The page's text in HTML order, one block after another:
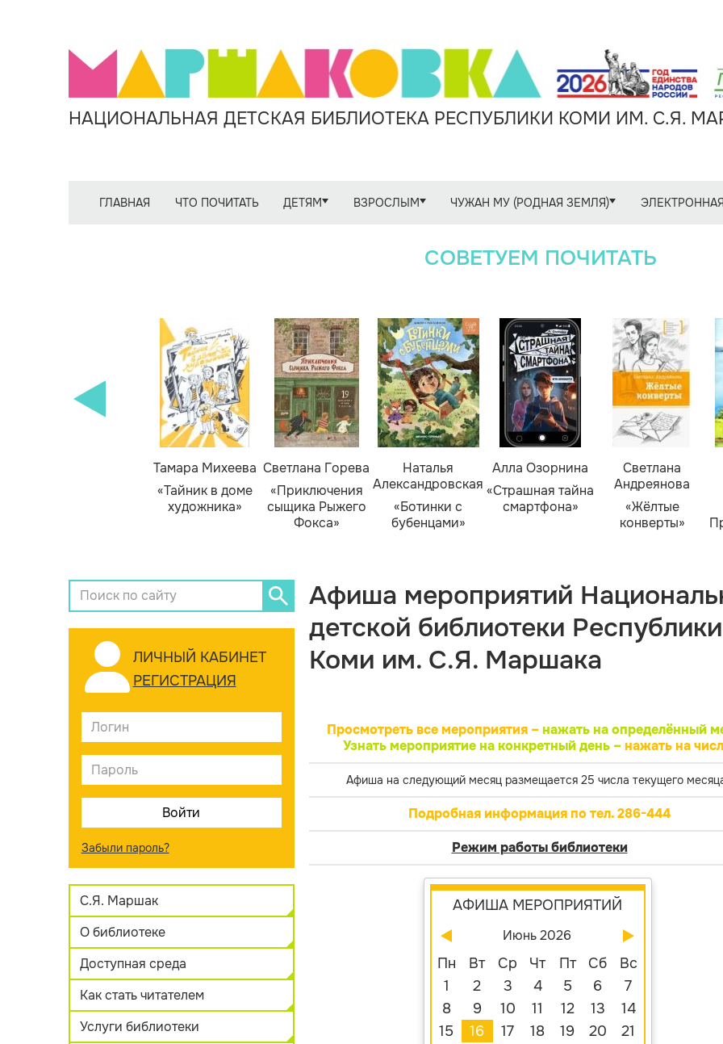
НАЦИОНАЛЬНАЯ ДЕТСКАЯ БИБЛИОТЕКА РЕСПУБЛИКИ КОМИ ИМ. С.Я.
ГЛАВНАЯ ЧТО ПОЧИТАТЬ ДЕТЯМ ВЗРОСЛЫМ ЧУЖАН МУ (РОДНАЯ ЗЕМЛЯ)
СОВЕТУЕМ ПОЧИТАТЬ
Тамара Михеева
«Тайник в доме
художника»
Светлана Горева
«Приключения
сыщика Рыжего
Фокса»
Наталья
Александровская
«Ботинки с
бубенцами»
Алла Озорнина
«Страшная тайна
смартфона»
Светлана
Андреянова
«Жёлтые
конверты»
ЛИЧНЫЙ КАБИНЕТ
РЕГИСТРАЦИЯ
Забыли пароль?
С.Я. Маршак
О библиотеке
Доступная среда
Как стать читателем
Услуги библиотеки
Афиша мероприятий
детской библиотеки Республики
Коми им. С.Я. Маршака
Просмотреть все мероприятия – нажать на определённый
Узнать мероприятие на конкретный день –нажать на
Афиша на следующий месяц размещается 25 числа текущего
Подробная информация по тел. 286-444
Режим работы библиотеки
АФИША МЕРОПРИЯТИЙ
Июнь 2026
Пн Вт Ср Чт Пт Сб
Вс
1
2 3 4 5 6
7
8
9 10 11 12 13
14
15
16 17 18 19 20
21